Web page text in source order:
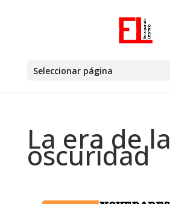
Seleccionar página
La era de la
oscuridad